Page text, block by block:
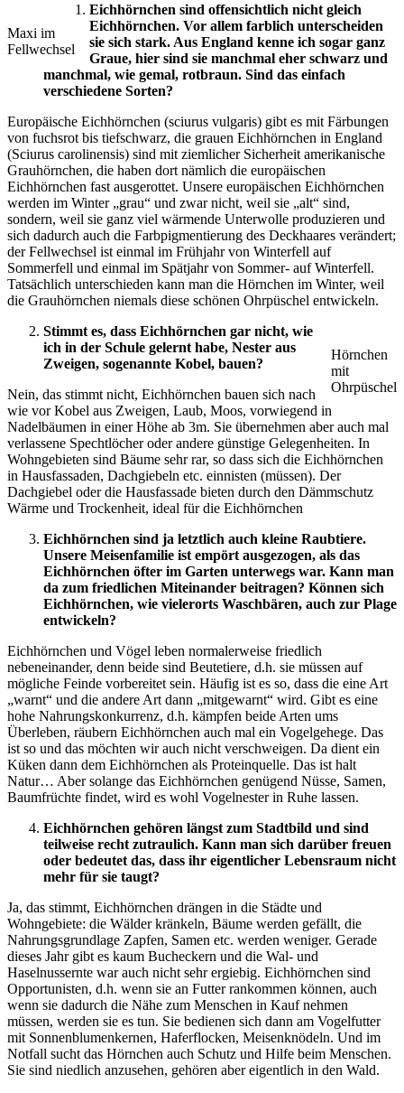
Maxi im
Fellwechsel
Eichhörnchen sind offensichtlich nicht gleich
Eichhörnchen. Vor allem farblich unterscheiden
sie sich stark. Aus England kenne ich sogar ganz
Graue, hier sind sie manchmal eher schwarz und
manchmal, wie gemal, rotbraun. Sind das einfach
verschiedene Sorten?
Europäische Eichhörnchen (sciurus vulgaris) gibt es mit Färbungen
von fuchsrot bis tiefschwarz, die grauen Eichhörnchen in England
(Sciurus carolinensis) sind mit ziemlicher Sicherheit amerikanische
Grauhörnchen, die haben dort nämlich die europäischen
Eichhörnchen fast ausgerottet. Unsere europäischen Eichhörnchen
werden im Winter „grau“ und zwar nicht, weil sie „alt“ sind,
sondern, weil sie ganz viel wärmende Unterwolle produzieren und
sich dadurch auch die Farbpigmentierung des Deckhaares verändert;
der Fellwechsel ist einmal im Frühjahr von Winterfell auf
Sommerfell und einmal im Spätjahr von Sommer- auf Winterfell.
Tatsächlich unterschieden kann man die Hörnchen im Winter, weil
die Grauhörnchen niemals diese schönen Ohrpüschel entwickeln.
Hörnchen
mit
Ohrpüschel
Stimmt es, dass Eichhörnchen gar nicht, wie
ich in der Schule gelernt habe, Nester aus
Zweigen, sogenannte Kobel, bauen?
Nein, das stimmt nicht, Eichhörnchen bauen sich nach
wie vor Kobel aus Zweigen, Laub, Moos, vorwiegend in
Nadelbäumen in einer Höhe ab 3m. Sie übernehmen aber auch mal
verlassene Spechtlöcher oder andere günstige Gelegenheiten. In
Wohngebieten sind Bäume sehr rar, so dass sich die Eichhörnchen
in Hausfassaden, Dachgiebeln etc. einnisten (müssen). Der
Dachgiebel oder die Hausfassade bieten durch den Dämmschutz
Wärme und Trockenheit, ideal für die Eichhörnchen
Eichhörnchen sind ja letztlich auch kleine Raubtiere.
Unsere Meisenfamilie ist empört ausgezogen, als das
Eichhörnchen öfter im Garten unterwegs war. Kann man
da zum friedlichen Miteinander beitragen? Können sich
Eichhörnchen, wie vielerorts Waschbären, auch zur Plage
entwickeln?
Eichhörnchen und Vögel leben normalerweise friedlich
nebeneinander, denn beide sind Beutetiere, d.h. sie müssen auf
mögliche Feinde vorbereitet sein. Häufig ist es so, dass die eine Art
„warnt“ und die andere Art dann „mitgewarnt“ wird. Gibt es eine
hohe Nahrungskonkurrenz, d.h. kämpfen beide Arten ums
Überleben, räubern Eichhörnchen auch mal ein Vogelgehege. Das
ist so und das möchten wir auch nicht verschweigen. Da dient ein
Küken dann dem Eichhörnchen als Proteinquelle. Das ist halt
Natur… Aber solange das Eichhörnchen genügend Nüsse, Samen,
Baumfrüchte findet, wird es wohl Vogelnester in Ruhe lassen.
Eichhörnchen gehören längst zum Stadtbild und sind
teilweise recht zutraulich. Kann man sich darüber freuen
oder bedeutet das, dass ihr eigentlicher Lebensraum nicht
mehr für sie taugt?
Ja, das stimmt, Eichhörnchen drängen in die Städte und
Wohngebiete: die Wälder kränkeln, Bäume werden gefällt, die
Nahrungsgrundlage Zapfen, Samen etc. werden weniger. Gerade
dieses Jahr gibt es kaum Bucheckern und die Wal- und
Haselnussernte war auch nicht sehr ergiebig. Eichhörnchen sind
Opportunisten, d.h. wenn sie an Futter rankommen können, auch
wenn sie dadurch die Nähe zum Menschen in Kauf nehmen
müssen, werden sie es tun. Sie bedienen sich dann am Vogelfutter
mit Sonnenblumenkernen, Haferflocken, Meisenknödeln. Und im
Notfall sucht das Hörnchen auch Schutz und Hilfe beim Menschen.
Sie sind niedlich anzusehen, gehören aber eigentlich in den Wald.